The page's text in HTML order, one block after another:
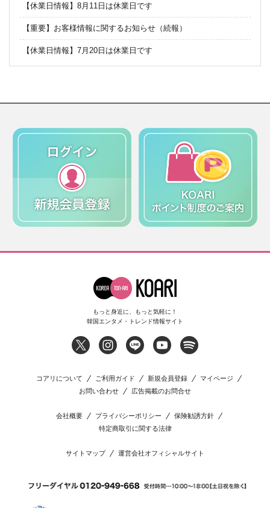
【休業日情報】8月11日は休業日です
【重要】お客様情報に関するお知らせ（続報）
【休業日情報】7月20日は休業日です
もっと身近に、もっと気軽に！
韓国エンタメ・トレンド情報サイト
コアリについて ご利用ガイド 新規会員登録
マイページ
お問い合わせ
広告掲載のお問合せ
会社概要 プライバシーポリシー
保険勧誘方針
特定商取引に関する法律
サイトマップ 運営会社オフィシャルサイト